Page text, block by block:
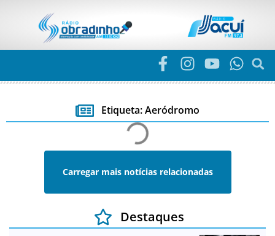
Etiqueta: Aeródromo
Carregar mais notícias relacionadas
Destaques